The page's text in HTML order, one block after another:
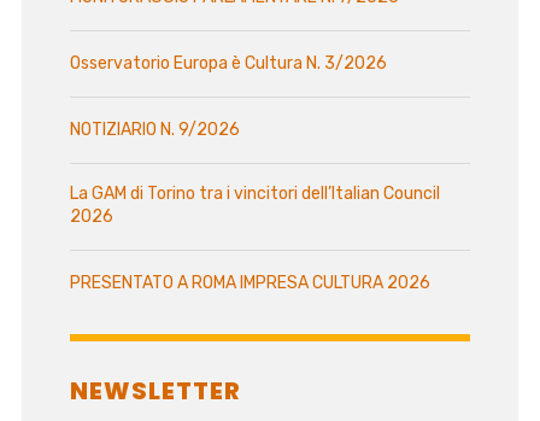
Osservatorio Europa è Cultura N. 3/2026
NOTIZIARIO N. 9/2026
La GAM di Torino tra i vincitori dell’Italian Council
2026
PRESENTATO A ROMA IMPRESA CULTURA 2026
NEWSLETTER